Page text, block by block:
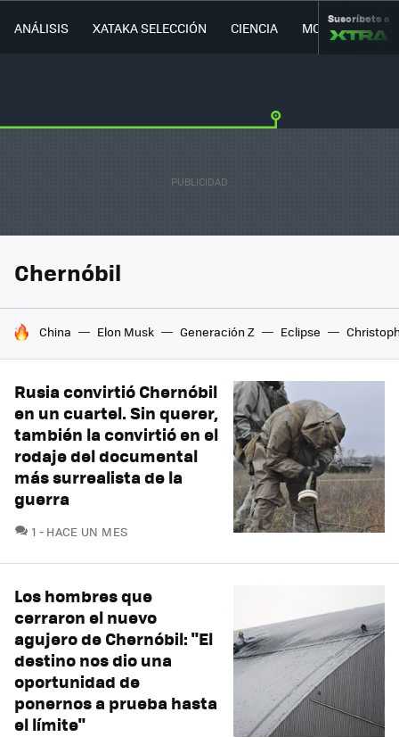
ANÁLISIS XATAKA SELECCIÓN CIENCIA MOVILIDAD
Suscríbete a
Chernóbil
HOY SE HABLA DE
China Elon Musk Generación Z Eclipse
Rusia convirtió Chernóbil
en un cuartel. Sin querer,
también la convirtió en el
rodaje del documental
más surrealista de la
guerra
1 COMENTARIOS
HACE UN MES
Los hombres que
cerraron el nuevo
agujero de Chernóbil: "El
destino nos dio una
oportunidad de
ponernos a prueba hasta
el límite"